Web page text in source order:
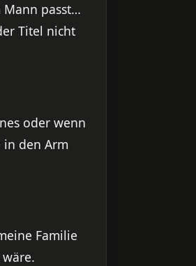
Mann passt…
Titel nicht
oder wenn
den Arm
Familie